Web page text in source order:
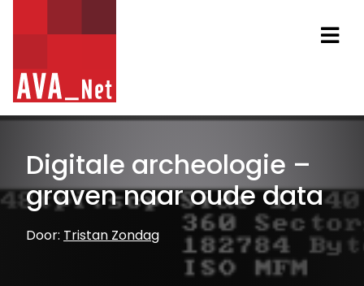
AVA_NET
Digitale archeologie –
graven naar oude data
Door: Tristan Zondag